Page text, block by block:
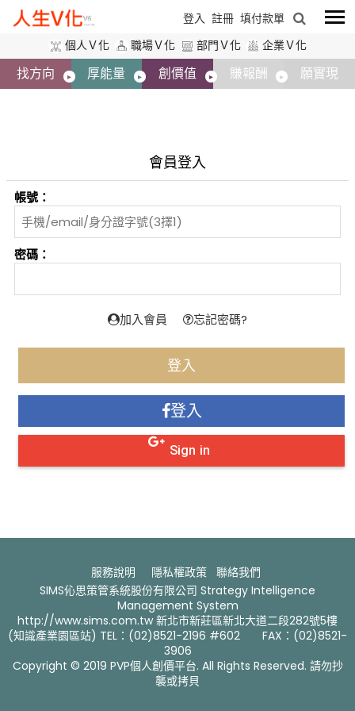
登入 註冊 填付款單
個人Ｖ化
職場Ｖ化 部門Ｖ化 企業Ｖ化
找方向 厚能量 創價值 賺報酬 願實現
會員登入
帳號：
密碼：
加入會員 忘記密碼?
登入
Sign in
服務說明 隱私權政策 聯絡我們 ​
SIMS伈思策管系統股份有限公司 Strategy Intelligence
Management System
http://www.sims.com.tw 新北市新莊區新北大道二段282號5樓
(知識產業園區站) TEL：(02)8521-2196 #602 FAX：(02)8521-
3906
Copyright © 2019 PVP個人創價平台. All Rights Reserved. 請勿抄
襲或拷貝